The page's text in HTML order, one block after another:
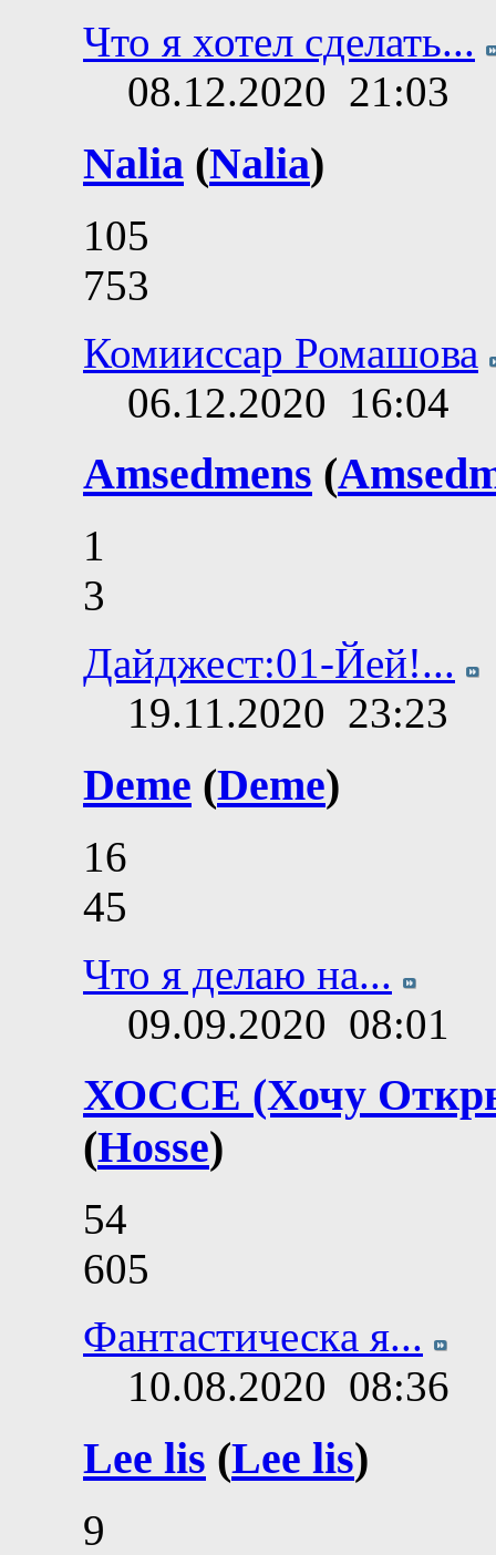
Что я хотел сделать...
08.12.2020 21:03
Nalia (Nalia)
105
753
Комииссар Ромашова
06.12.2020 16:04
Amsedmens (
1
3
Дайджест:01-Йей!...
19.11.2020 23:23
Deme (Deme)
16
45
Что я делаю на...
09.09.2020 08:01
ХОССЕ (Хочу
(Hosse)
54
605
Фантастическa я...
10.08.2020 08:36
Lee lis (Lee lis)
9